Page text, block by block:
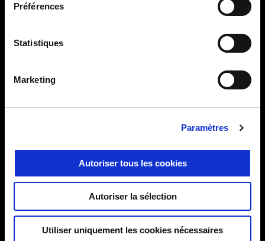
Préférences
Statistiques
Marketing
Paramètres
Autoriser tous les cookies
Autoriser la sélection
Utiliser uniquement les cookies nécessaires
MODÈLES
PROMOTIONS ET FINANCEMENTS
ACCESSOIRES ET VÊTEMENTS
LE MONDE MOTO GUZZI
SERVICE AU CLIENT